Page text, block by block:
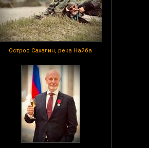
Остров Сахалин, река Найба